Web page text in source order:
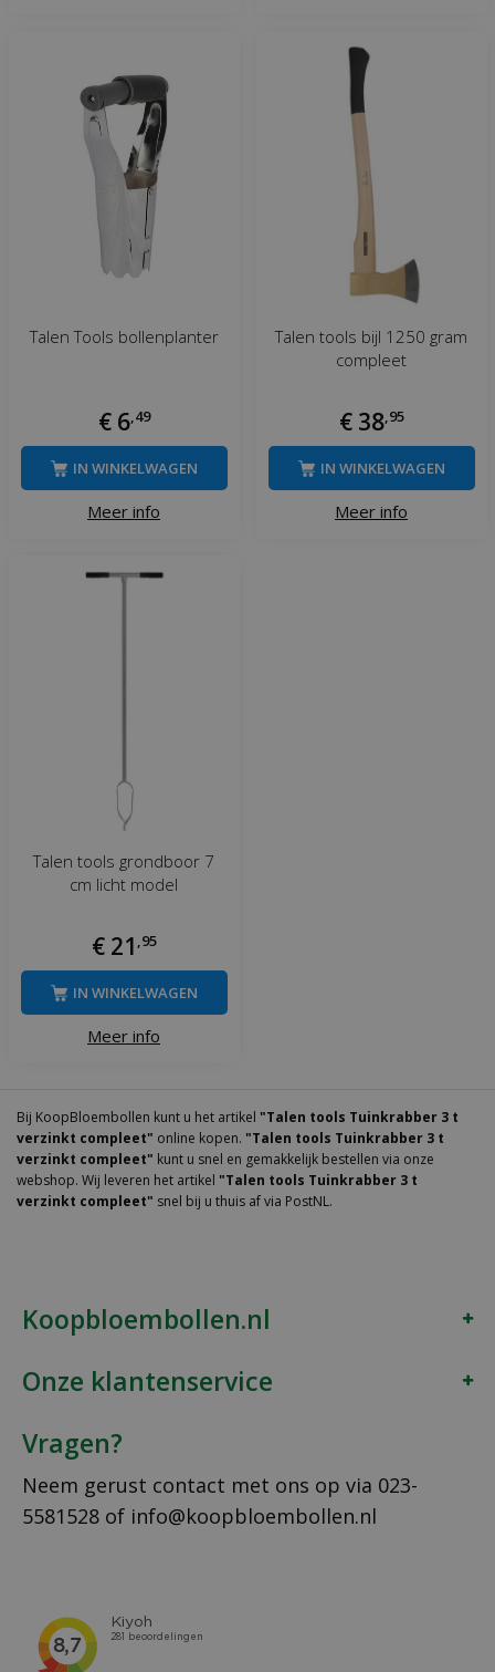
Talen Tools bollenplanter
€ 6,49
Meer info
IN WINKELWAGEN
Talen tools bijl 1250 gram
compleet
€ 38,95
Meer info
IN WINKELWAGEN
Talen tools grondboor 7
cm licht model
€ 21 ,95
Meer info
IN WINKELWAGEN
Bij KoopBloembollen kunt u het artikel "Talen tools Tuinkrabber 3 t
verzinkt compleet" online kopen. "Talen tools Tuinkrabber 3 t
verzinkt compleet" kunt u snel en gemakkelijk bestellen via onze
webshop. Wij leveren het artikel "Talen tools Tuinkrabber 3 t
verzinkt compleet" snel bij u thuis af via PostNL.
Koopbloembollen.nl
Onze klantenservice
Vragen?
Neem gerust contact met ons op via 023-
5581528 of info@koopbloembollen.nl